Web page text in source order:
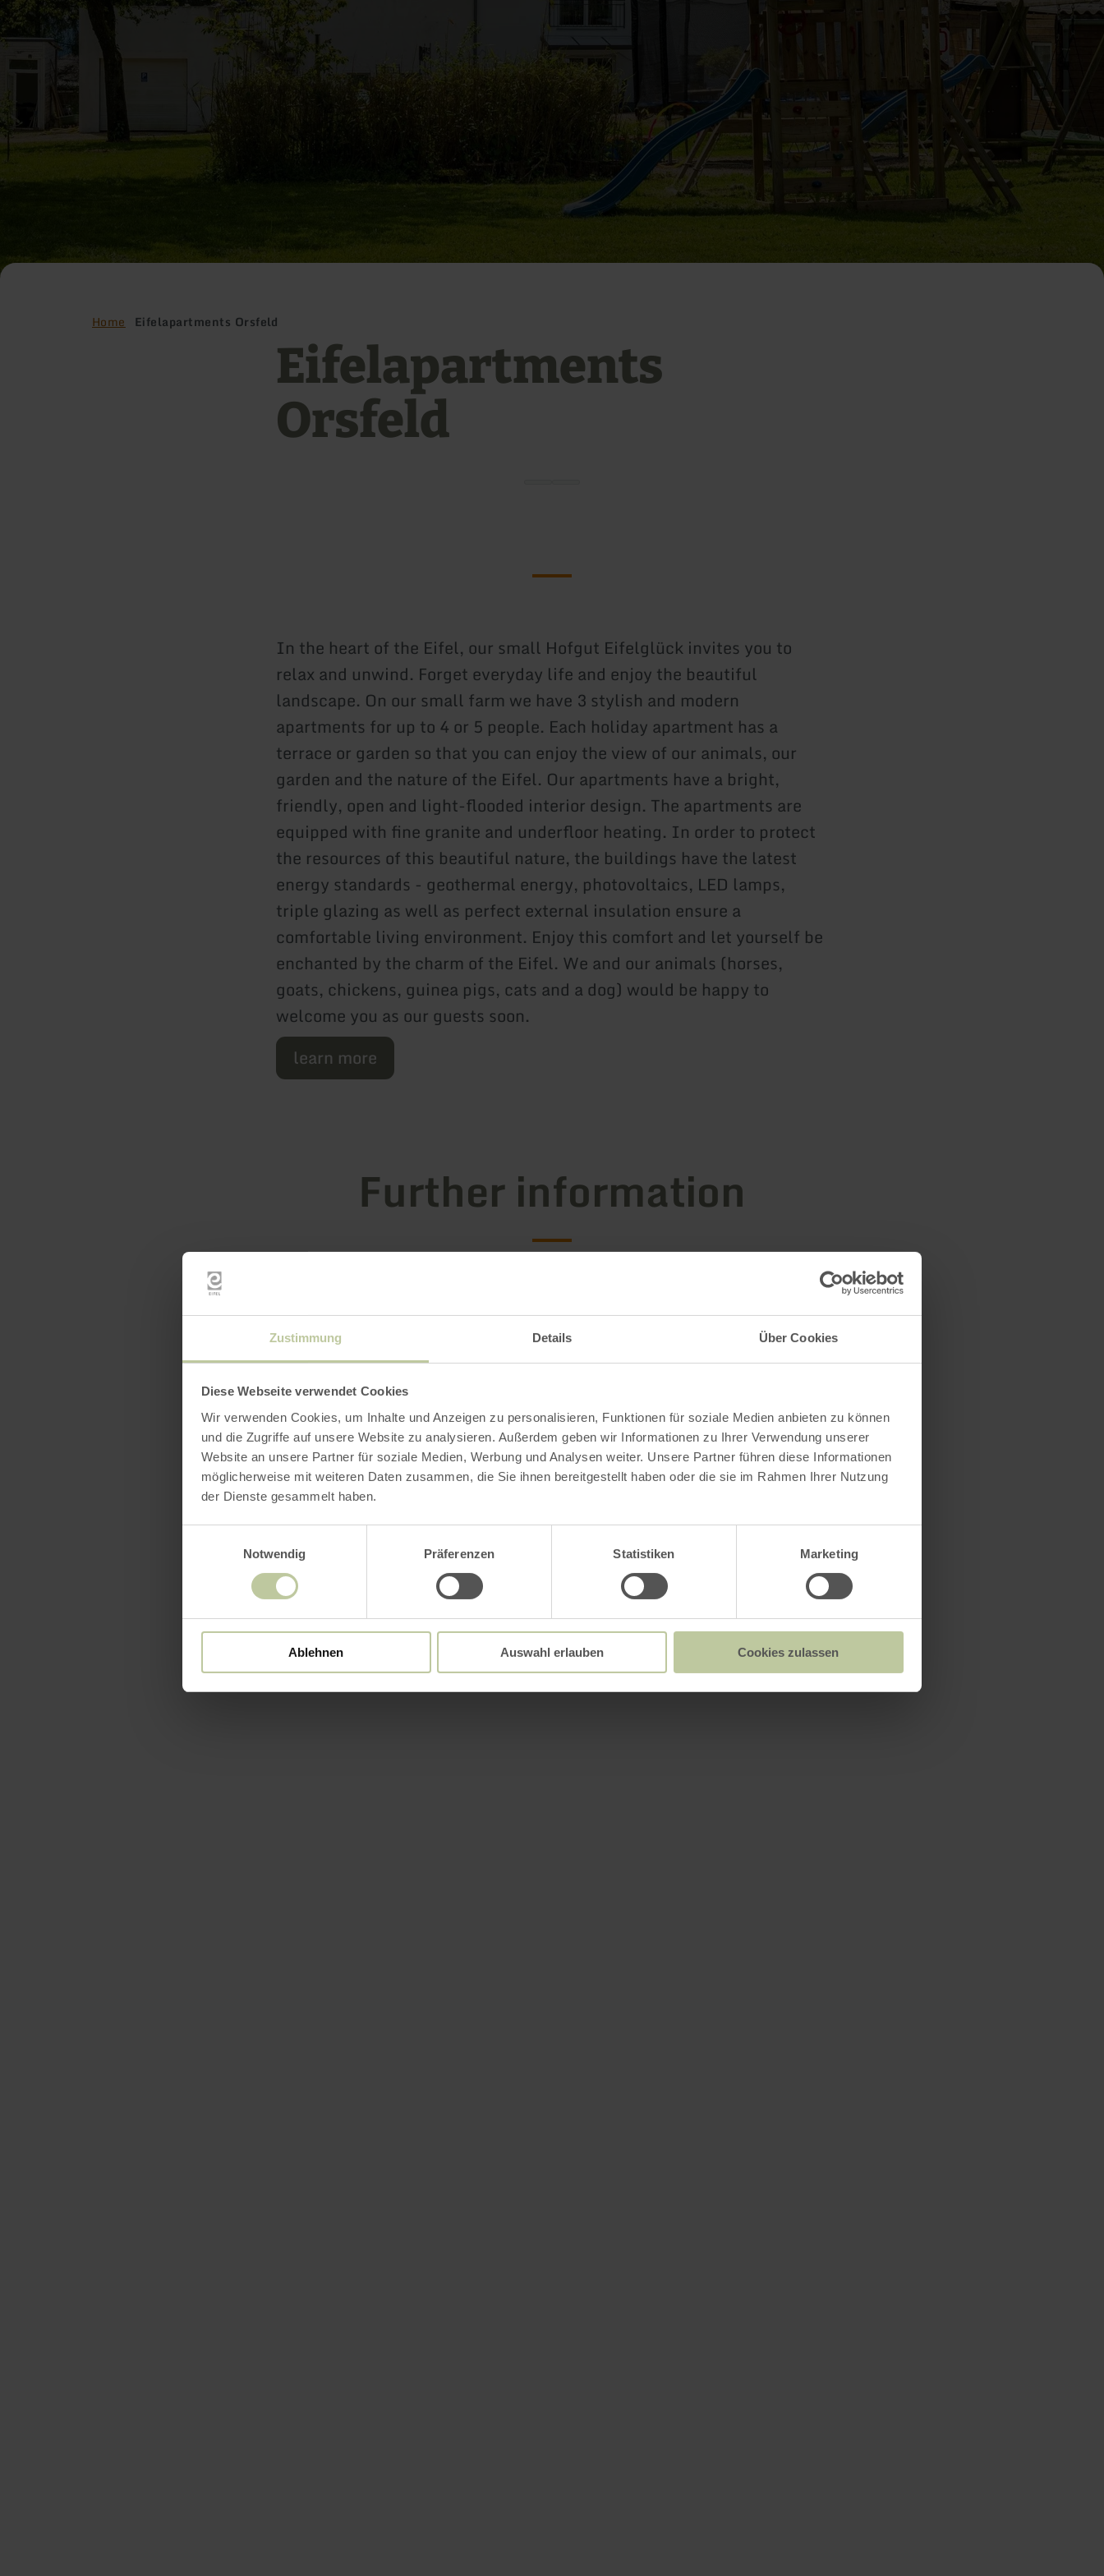
Zustimmung Details Über Cookies
Diese Webseite verwendet Cookies
Wir verwenden Cookies, um Inhalte und Anzeigen zu personalisieren, Funktionen für soziale Medien anbieten zu können
und die Zugriffe auf unsere Website zu analysieren. Außerdem geben wir Informationen zu Ihrer Verwendung unserer
Website an unsere Partner für soziale Medien, Werbung und Analysen weiter. Unsere Partner führen diese Informationen
möglicherweise mit weiteren Daten zusammen, die Sie ihnen bereitgestellt haben oder die sie im Rahmen Ihrer Nutzung
der Dienste gesammelt haben.
Notwendig
Präferenzen Statistiken Marketing
Ablehnen Auswahl erlauben Cookies zulassen
Home Eifelapartments Orsfeld
Eifelapartments
Orsfeld
In the heart of the Eifel, our small Hofgut Eifelglück invites you to
relax and unwind. Forget everyday life and enjoy the beautiful
landscape. On our small farm we have 3 stylish and modern
apartments for up to 4 or 5 people. Each holiday apartment has a
terrace or garden so that you can enjoy the view of our animals, our
garden and the nature of the Eifel. Our apartments have a bright,
friendly, open and light-flooded interior design. The apartments are
equipped with fine granite and underfloor heating. In order to protect
the resources of this beautiful nature, the buildings have the latest
energy standards - geothermal energy, photovoltaics, LED lamps,
triple glazing as well as perfect external insulation ensure a
comfortable living environment. Enjoy this comfort and let yourself be
enchanted by the charm of the Eifel. We and our animals (horses,
goats, chickens, guinea pigs, cats and a dog) would be happy to
welcome you as our guests soon.
learn more
Further information